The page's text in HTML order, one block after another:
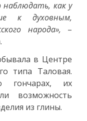
как у
к духовным,
народа», –
в Центре
типа Таловая.
гончарах, их
возможность
из глины.